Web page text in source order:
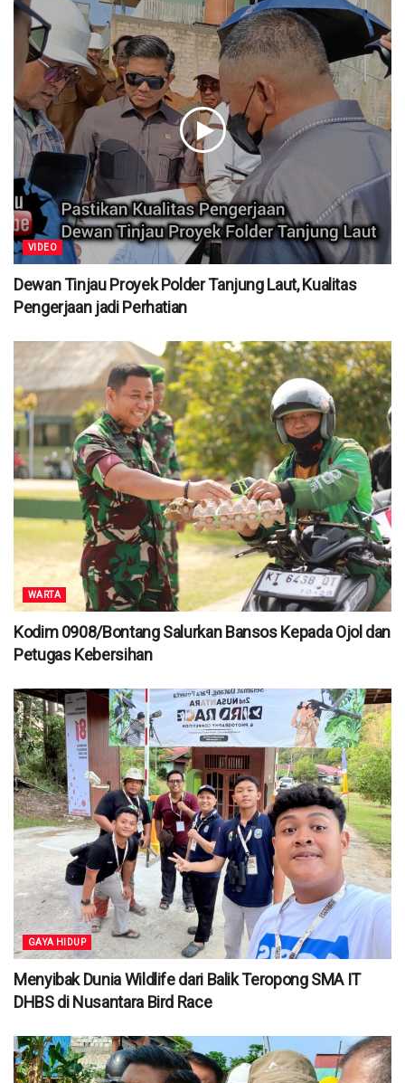
VIDEO
Dewan Tinjau Proyek Polder Tanjung Laut, Kualitas
Pengerjaan jadi Perhatian
WARTA
Kodim 0908/Bontang Salurkan Bansos Kepada Ojol dan
Petugas Kebersihan
GAYA HIDUP
Menyibak Dunia Wildlife dari Balik Teropong SMA IT
DHBS di Nusantara Bird Race